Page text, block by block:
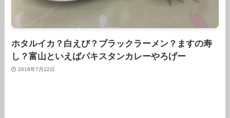
ホタルイカ？白えび？ブラックラーメン？ますの寿
し？富山といえばパキスタンカレーやろげー
2016年7月22日